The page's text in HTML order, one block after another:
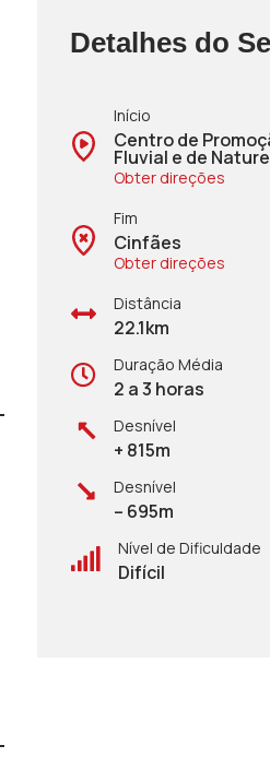
Detalhes do
Início
Centro de
Fluvial e de
Obter direções
Fim
Cinfães
Obter direções
Distância
22.1km
Duração Média
2 a 3 horas
Desnível
+ 815m
Desnível
– 695m
Nível de Dificuldade
Difícil